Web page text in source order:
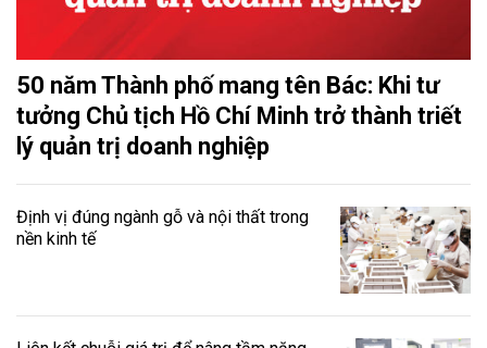
50 năm Thành phố mang tên Bác: Khi tư
tưởng Chủ tịch Hồ Chí Minh trở thành triết
lý quản trị doanh nghiệp
Định vị đúng ngành gỗ và nội thất trong
nền kinh tế